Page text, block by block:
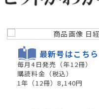
最新号はこちら
毎月4日発売 （年12冊）
購読料金（税込）
1年（12冊）8,140円